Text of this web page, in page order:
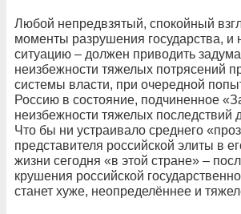
Любой непредвзятый, спокойный
моменты разрушения государства, и
ситуацию – должен приводить
неизбежности тяжелых потрясений
системы власти, при очередной
Россию в состояние, подчиненное
неизбежности тяжелых последствий
Что бы ни устраивало среднего
представителя российской элиты в
жизни сегодня «в этой стране» –
крушения российской
станет хуже, неопределённее и